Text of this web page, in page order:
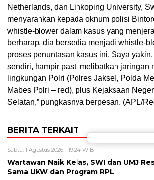
Netherlands, dan Linkoping University,
menyarankan kepada oknum polisi
whistle-blower dalam kasus yang
berharap, dia bersedia menjadi whistle-
proses penuntasan kasus ini. Saya
sendiri, hampir pasti melibatkan jaringan
lingkungan Polri (Polres Jaksel, Polda
Mabes Polri – red), plus Kejaksaan
Selatan,” pungkasnya berpesan. (APL/
BERITA TERKAIT
Sabtu, 1 Agustus 2026 - 19:24 WIB
Wartawan Naik Kelas, SWI dan UMJ
Sama UKW dan Program RPL